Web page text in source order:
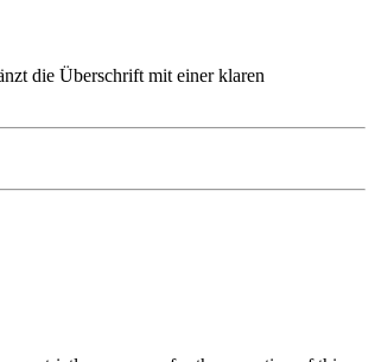
die Überschrift mit einer klaren